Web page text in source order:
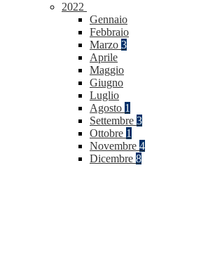
2022
Gennaio
Febbraio
Marzo 3
Aprile
Maggio
Giugno
Luglio
Agosto 1
Settembre 3
Ottobre 1
Novembre 4
Dicembre 8